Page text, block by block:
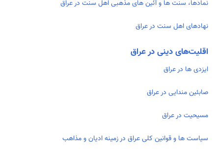
نمادها، سنت ها و آئین های مذهبی اهل سنت در عراق
نهادهای اهل سنت در عراق
اقلیت‌های دینی در عراق
ایزدی ها در عراق
صابئین مندایی در عراق
مسیحیت در عراق
سیاست ها و قوانین کلی عراق در زمینه ادیان و مذاهب